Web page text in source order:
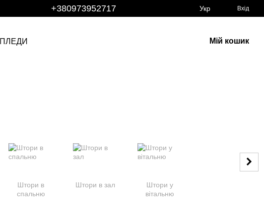
+380973952717 Укр Вхід
ПЛЕДИ Мій кошик
Штори в
спальню
Штори в зал
Штори у
вітальню